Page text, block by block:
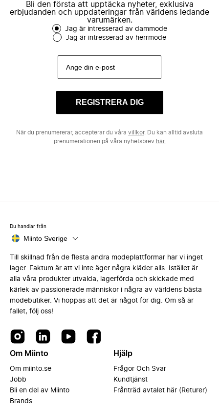
Bli den första att upptäcka nyheter, exklusiva
erbjudanden och uppdateringar från världens ledande
varumärken.
Jag är intresserad av dammode
Jag är intresserad av herrmode
REGISTRERA DIG
När du prenumererar, accepterar du våra villkor. Du kan alltid avsluta
prenumerationen på våra nyhetsbrev här.
Du handlar från
Miinto Sverige
Till skillnad från de flesta andra modeplattformar har vi inget
lager. Faktum är att vi inte äger några kläder alls. Istället är
alla våra produkter utvalda, lagerförda och skickade med
kärlek av passionerade människor i några av världens bästa
modebutiker. Vi hoppas att det är något för dig. Om så är
fallet, följ oss!
Om Miinto
Om miinto.se
Jobb
Bli en del av Miinto
Brands
Hjälp
Frågor Och Svar
Kundtjänst
Frånträd avtalet här (Returer)